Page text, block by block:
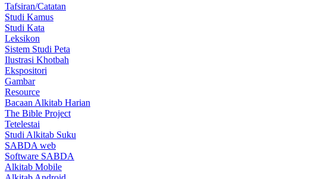
Tafsiran/Catatan
Studi Kamus
Studi Kata
Leksikon
Sistem Studi Peta
Ilustrasi Khotbah
Ekspositori
Gambar
Resource
Bacaan Alkitab Harian
The Bible Project
Tetelestai
Studi Alkitab Suku
SABDA web
Software SABDA
Alkitab Mobile